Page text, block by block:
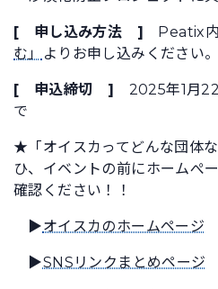
[ 申し込み方法 ] Peatix
む」
よりお申し込みください。
[ 申込締切 ] 2025年1月
で
★「オイスカってどんな団体
ひ、イベントの前にホームぺ
確認ください！！
▶オイスカのホームページ
▶SNSリンクまとめページ